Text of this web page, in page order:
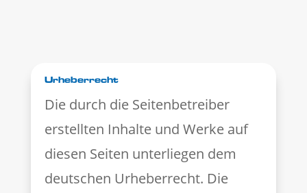
Urheberrecht
Die durch die Seitenbetreiber
erstellten Inhalte und Werke auf
diesen Seiten unterliegen dem
deutschen Urheberrecht. Die